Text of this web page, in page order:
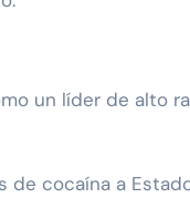
un líder de alto
cocaína a